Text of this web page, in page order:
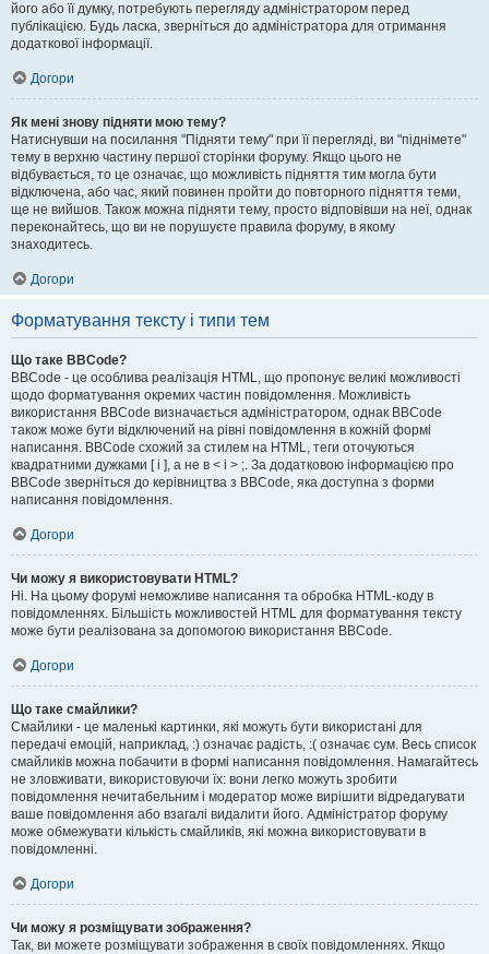
його або її думку, потребують перегляду адміністратором перед
публікацією. Будь ласка, зверніться до адміністратора для отримання
додаткової інформації.
Догори
Як мені знову підняти мою тему?
Натиснувши на посилання "Підняти тему" при її перегляді, ви "піднімете"
тему в верхню частину першої сторінки форуму. Якщо цього не
відбувається, то це означає, що можливість підняття тим могла бути
відключена, або час, який повинен пройти до повторного підняття теми,
ще не вийшов. Також можна підняти тему, просто відповівши на неї, однак
переконайтесь, що ви не порушуєте правила форуму, в якому
знаходитесь.
Догори
Форматування тексту і типи тем
Що таке BBCode?
BBCode - це особлива реалізація HTML, що пропонує великі можливості
щодо форматування окремих частин повідомлення. Можливість
використання BBCode визначається адміністратором, однак BBCode
також може бути відключений на рівні повідомлення в кожній формі
написання. BBCode схожий за стилем на HTML, теги оточуються
квадратними дужками [ і ], а не в < і > ;. За додатковою інформацією про
BBCode зверніться до керівництва з BBCode, яка доступна з форми
написання повідомлення.
Догори
Чи можу я використовувати HTML?
Ні. На цьому форумі неможливе написання та обробка HTML-коду в
повідомленнях. Більшість можливостей HTML для форматування тексту
може бути реалізована за допомогою використання BBCode.
Догори
Що таке смайлики?
Смайлики - це маленькі картинки, які можуть бути використані для
передачі емоцій, наприклад, :) означає радість, :( означає сум. Весь список
смайликів можна побачити в формі написання повідомлення. Намагайтесь
не зловживати, використовуючи їх: вони легко можуть зробити
повідомлення нечитабельним і модератор може вирішити відредагувати
ваше повідомлення або взагалі видалити його. Адміністратор форуму
може обмежувати кількість смайликів, які можна використовувати в
повідомленні.
Догори
Чи можу я розміщувати зображення?
Так, ви можете розміщувати зображення в своїх повідомленнях. Якщо